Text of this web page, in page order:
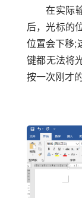
在实际
后，光标的
位置会下移;
键都无法将
按一次刚才